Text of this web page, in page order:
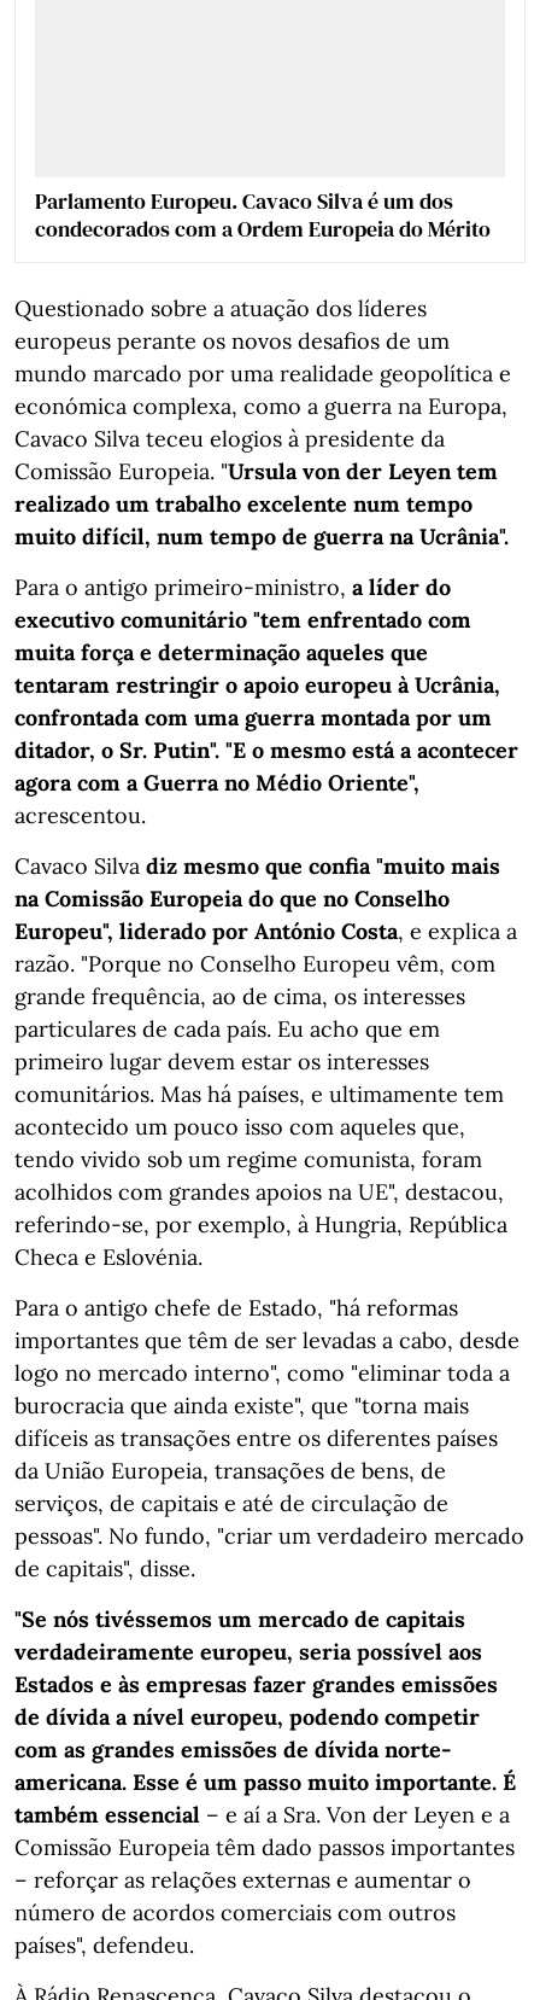
Parlamento Europeu. Cavaco Silva é um dos
condecorados com a Ordem Europeia do Mérito
Questionado sobre a atuação dos líderes
europeus perante os novos desafios de um
mundo marcado por uma realidade geopolítica e
económica complexa, como a guerra na Europa,
Cavaco Silva teceu elogios à presidente da
Comissão Europeia. "Ursula von der Leyen tem
realizado um trabalho excelente num tempo
muito difícil, num tempo de guerra na Ucrânia".
Para o antigo primeiro-ministro, a líder do
executivo comunitário "tem enfrentado com
muita força e determinação aqueles que
tentaram restringir o apoio europeu à Ucrânia,
confrontada com uma guerra montada por um
ditador, o Sr. Putin". "E o mesmo está a acontecer
agora com a Guerra no Médio Oriente",
acrescentou.
Cavaco Silva diz mesmo que confia "muito mais
na Comissão Europeia do que no Conselho
Europeu", liderado por António Costa, e explica a
razão. "Porque no Conselho Europeu vêm, com
grande frequência, ao de cima, os interesses
particulares de cada país. Eu acho que em
primeiro lugar devem estar os interesses
comunitários. Mas há países, e ultimamente tem
acontecido um pouco isso com aqueles que,
tendo vivido sob um regime comunista, foram
acolhidos com grandes apoios na UE", destacou,
referindo-se, por exemplo, à Hungria, República
Checa e Eslovénia.
Para o antigo chefe de Estado, "há reformas
importantes que têm de ser levadas a cabo, desde
logo no mercado interno", como "eliminar toda a
burocracia que ainda existe", que "torna mais
difíceis as transações entre os diferentes países
da União Europeia, transações de bens, de
serviços, de capitais e até de circulação de
pessoas". No fundo, "criar um verdadeiro mercado
de capitais", disse.
"Se nós tivéssemos um mercado de capitais
verdadeiramente europeu, seria possível aos
Estados e às empresas fazer grandes emissões
de dívida a nível europeu, podendo competir
com as grandes emissões de dívida norte-
americana. Esse é um passo muito importante. É
também essencial – e aí a Sra. Von der Leyen e a
Comissão Europeia têm dado passos importantes
– reforçar as relações externas e aumentar o
número de acordos comerciais com outros
países", defendeu.